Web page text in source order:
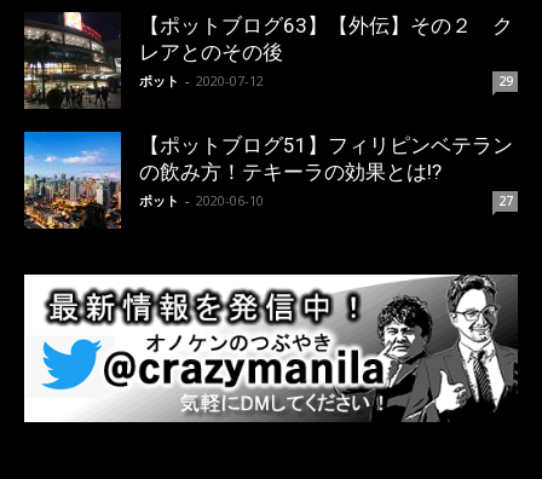
【ポットブログ63】【外伝】その２ ク
レアとのその後
ポット - 2020-07-12 29
【ポットブログ51】フィリピンベテラン
の飲み方！テキーラの効果とは!?
ポット - 2020-06-10 27